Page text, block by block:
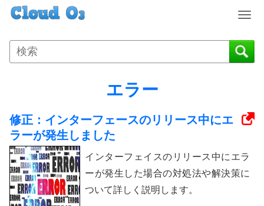
T
g
g
v
a
t
エラー
修正：インターフェースのリリース中にエ
ラーが発生しました
インターフェイスのリリース中にエラ
ーが発生した場合の対処法や解決策に
ついて詳しく説明します。